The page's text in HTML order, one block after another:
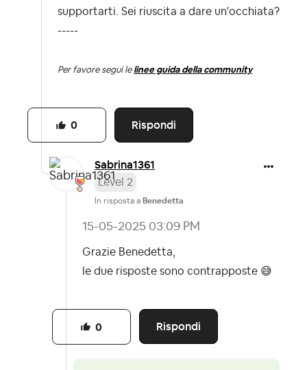
supportarti. Sei riuscita a dare un'occhiata?
-----
Per favore segui le linee guida della community
Rispondi
0
Sabrina1361
Level 2
In risposta a Benedetta
‎15-05-2025 03:09 PM
Grazie Benedetta,
le due risposte sono contrapposte 😅
Rispondi
0